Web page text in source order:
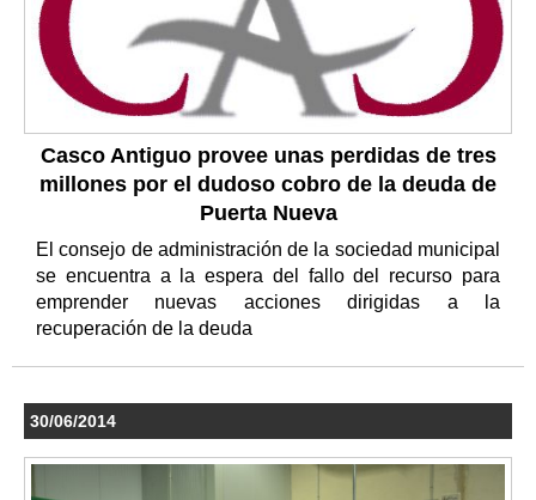
Casco Antiguo provee unas perdidas de tres
millones por el dudoso cobro de la deuda de
Puerta Nueva
El consejo de administración de la sociedad municipal
se encuentra a la espera del fallo del recurso para
emprender nuevas acciones dirigidas a la
recuperación de la deuda
30/06/2014